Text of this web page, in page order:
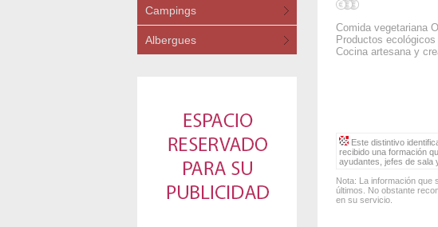
Campings
Albergues
Comida vegetariana
Productos
Cocina artesana y
Este distintivo
recibido una formación
ayudantes, jefes de sala
Nota: La información que
últimos. No obstante
en su servicio.